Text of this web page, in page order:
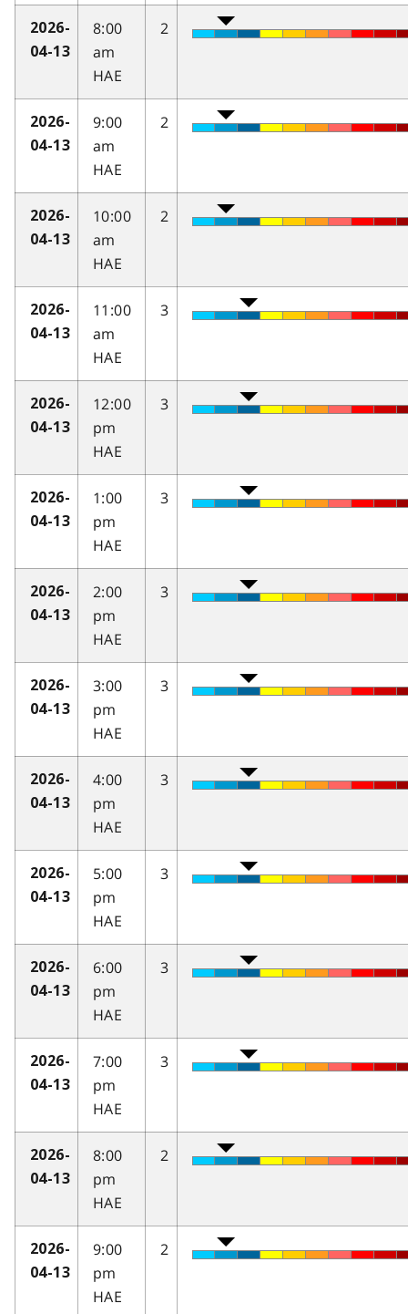
2026-
04-13
8:00
am
HAE
2
2026-
04-13
9:00
am
HAE
2
2026-
04-13
10:00
am
HAE
2
2026-
04-13
11:00
am
HAE
3
2026-
04-13
12:00
pm
HAE
3
2026-
04-13
1:00
pm
HAE
3
2026-
04-13
2:00
pm
HAE
3
2026-
04-13
3:00
pm
HAE
3
2026-
04-13
4:00
pm
HAE
3
2026-
04-13
5:00
pm
HAE
3
2026-
04-13
6:00
pm
HAE
3
2026-
04-13
7:00
pm
HAE
3
2026-
04-13
8:00
pm
HAE
2
2026-
04-13
9:00
pm
HAE
2